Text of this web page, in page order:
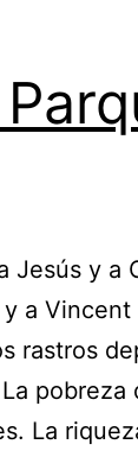
Jesús y a
a Vincent
rastros
pobreza
La